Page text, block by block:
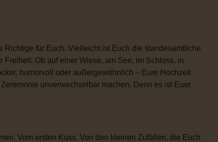
für Euch. Vielleicht ist Euch die standesamtliche
Ob auf einer Wiese, am See, im Schloss, in
humorvoll oder außergewöhnlich – Eure Hochzeit
unverwechselbar machen. Denn es ist Euer
Vom ersten Kuss. Von den kleinen Zufällen, die Euch